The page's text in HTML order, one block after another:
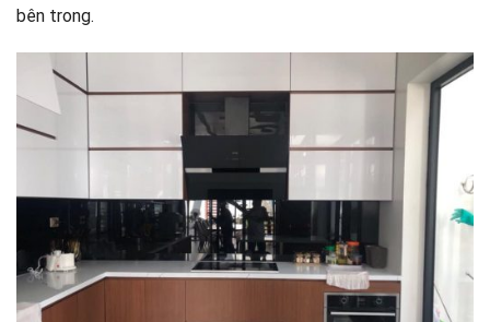
bên trong.